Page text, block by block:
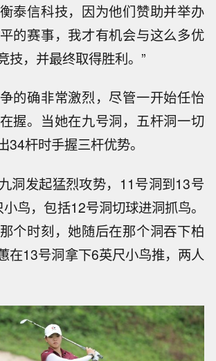
泰信科技，因为他们赞助并举办
的赛事，我才有机会与这么多优
技，并最终取得胜利。”
的确非常激烈，尽管一开始任怡
握。当她在九号洞，五杆洞一切
34杆时手握三杆优势。
洞发起猛烈攻势，11号洞到13号
鸟，包括12号洞切球进洞抓鸟。
个时刻，她随后在那个洞吞下柏
在13号洞拿下6英尺小鸟推，两人